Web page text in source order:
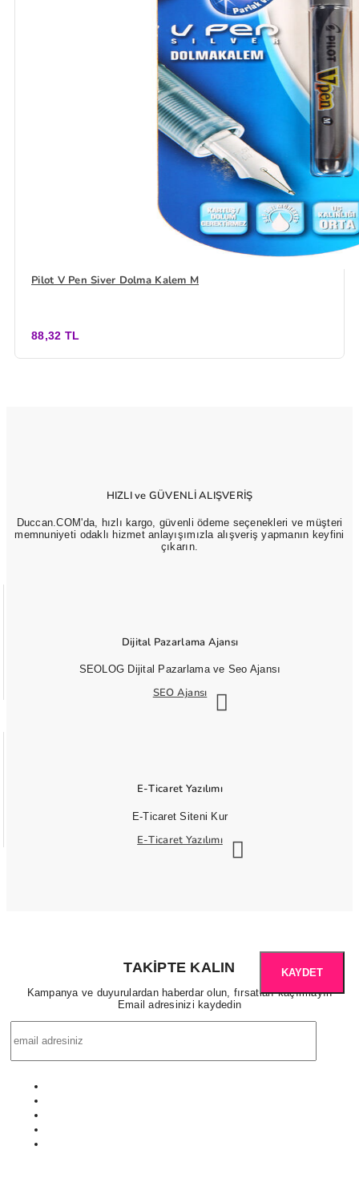
Pilot V Pen Siver Dolma Kalem M
88,32 TL
HIZLI ve GÜVENLİ ALIŞVERİŞ
Duccan.COM'da, hızlı kargo, güvenli ödeme seçenekleri ve müşteri
memnuniyeti odaklı hizmet anlayışımızla alışveriş yapmanın keyfini
çıkarın.
Dijital Pazarlama Ajansı
SEOLOG Dijital Pazarlama ve Seo Ajansı
SEO Ajansı
E-Ticaret Yazılımı
E-Ticaret Siteni Kur
E-Ticaret Yazılımı
TAKIPTE KALIN
Kampanya ve duyurulardan haberdar olun, fırsatları kaçırmayın
Email adresinizi kaydedin
KAYDET